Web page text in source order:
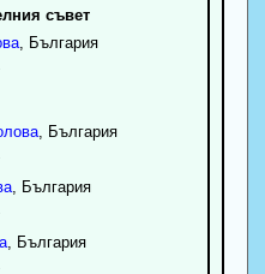
съвет
, България
, България
, България
, България